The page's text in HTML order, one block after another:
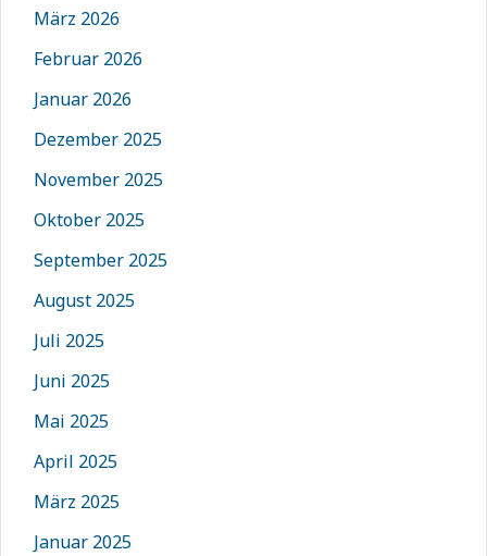
März 2026
Februar 2026
Januar 2026
Dezember 2025
November 2025
Oktober 2025
September 2025
August 2025
Juli 2025
Juni 2025
Mai 2025
April 2025
März 2025
Januar 2025